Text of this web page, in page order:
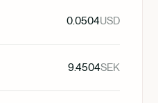
0.0504USD
9.4504SEK